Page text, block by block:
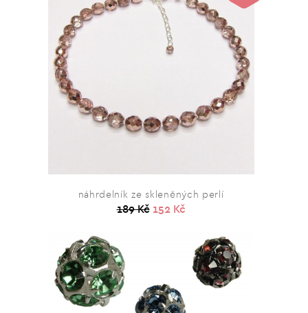
náhrdelník ze skleněných perlí
189 Kč 152 Kč